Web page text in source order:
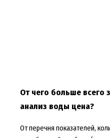
От чего больше всего
анализ воды цена?
От перечня показателей,